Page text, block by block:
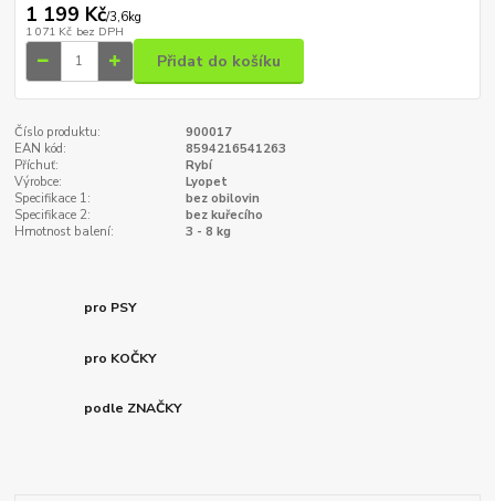
1 199 Kč/3,6kg
1 071 Kč bez DPH
Přidat do košíku
Číslo produktu:
900017
EAN kód:
8594216541263
Příchuť:
Rybí
Výrobce:
Lyopet
Specifikace 1:
bez obilovin
Specifikace 2:
bez kuřecího
Hmotnost balení:
3 - 8 kg
pro PSY
pro KOČKY
podle ZNAČKY